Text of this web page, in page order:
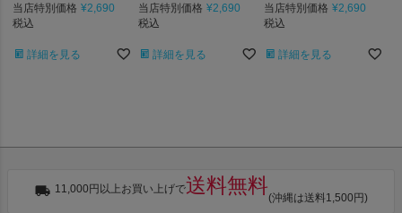
当店特別価格 ¥2,690
税込
詳細を見る
当店特別価格 ¥2,690
税込
詳細を見る
当店特別価格 ¥2,690
税込
詳細を見る
11,000円以上お買い上げで送料無料
(沖縄は送料1,500円)